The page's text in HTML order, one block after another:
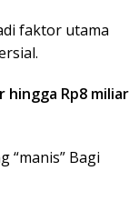
faktor utama
hingga Rp8 miliar
“manis” Bagi